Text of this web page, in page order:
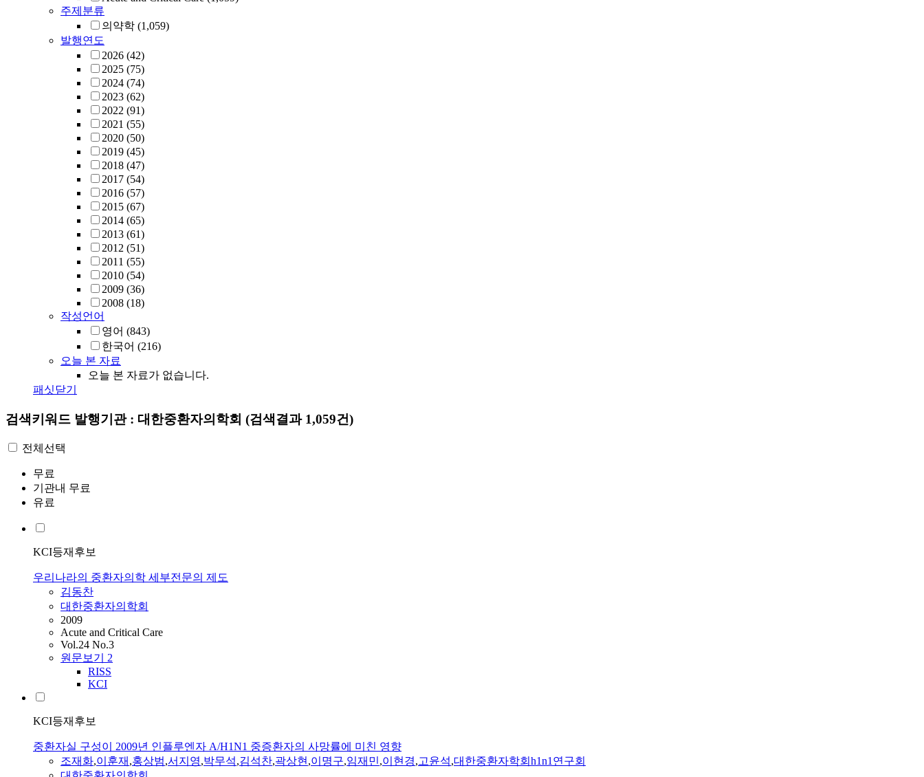
주제분류
의약학 (1,059)
발행연도
2026 (42)
2025 (75)
2024 (74)
2023 (62)
2022 (91)
2021 (55)
2020 (50)
2019 (45)
2018 (47)
2017 (54)
2016 (57)
2015 (67)
2014 (65)
2013 (61)
2012 (51)
2011 (55)
2010 (54)
2009 (36)
2008 (18)
작성언어
영어 (843)
한국어 (216)
오늘 본 자료
오늘 본 자료가 없습니다.
패싯닫기
검색키워드 발행기관 : 대한중환자의학회 (검색결과 1,059건)
전체선택
무료
기관내 무료
유료
KCI등재후보
우리나라의 중환자의학 세부전문의 제도
김동찬
대한중환자의학회
2009
Acute and Critical Care
Vol.24 No.3
원문보기 2
RISS
KCI
KCI등재후보
중환자실 구성이 2009년 인플루엔자 A/H1N1 중증환자의 사망률에 미친 영향
조재화,이훈재 ,홍상범,서지영,박무석,김석찬,곽상현,이명구,임재민,이현경,고윤석,대한중환자학회h1n1연구회